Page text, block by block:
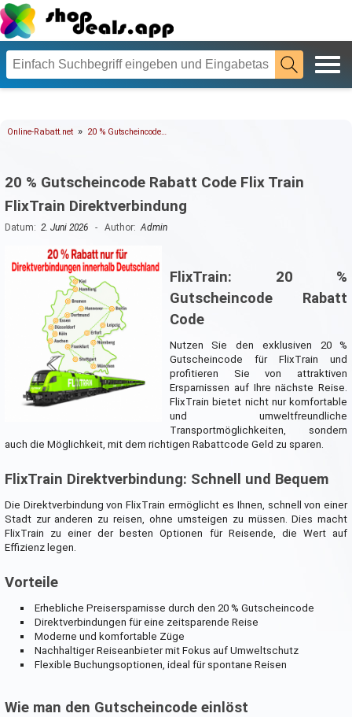
Online-Rabatt.net » 20 % Gutscheincode…
20 % Gutscheincode Rabatt Code Flix Train
FlixTrain Direktverbindung
Datum: 2. Juni 2026- Author:Admin
FlixTrain: 20 %
Gutscheincode Rabatt
Code
Nutzen Sie den exklusiven 20 %
Gutscheincode für FlixTrain und
profitieren Sie von attraktiven
Ersparnissen auf Ihre nächste Reise.
FlixTrain bietet nicht nur komfortable
und umweltfreundliche
Transportmöglichkeiten, sondern
auch die Möglichkeit, mit dem richtigen Rabattcode Geld zu sparen.
FlixTrain Direktverbindung: Schnell und Bequem
Die Direktverbindung von FlixTrain ermöglicht es Ihnen, schnell von einer
Stadt zur anderen zu reisen, ohne umsteigen zu müssen. Dies macht
FlixTrain zu einer der besten Optionen für Reisende, die Wert auf
Effizienz legen.
Vorteile
Erhebliche Preisersparnisse durch den 20 % Gutscheincode
Direktverbindungen für eine zeitsparende Reise
Moderne und komfortable Züge
Nachhaltiger Reiseanbieter mit Fokus auf Umweltschutz
Flexible Buchungsoptionen, ideal für spontane Reisen
Wie man den Gutscheincode einlöst